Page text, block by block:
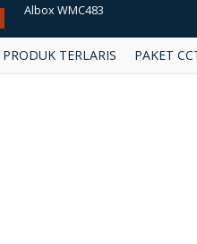
Hikvision DS-PD1-EB-WR
Kamera Cctv Honeywell HIE2PI-L
PRODUK TERLARIS PAKET